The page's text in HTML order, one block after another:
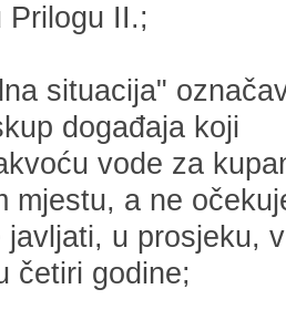
Prilogu II.;
situacija"
događaja koji
vode za
mjestu, a ne
javljati, u prosjeku,
četiri godine;